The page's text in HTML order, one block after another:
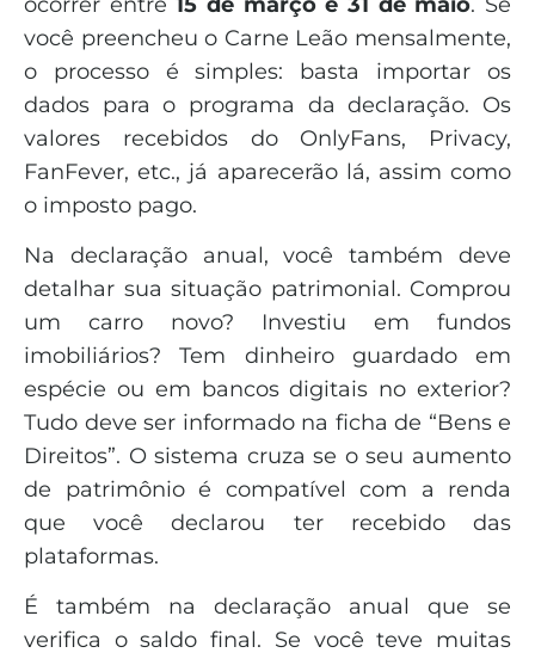
você preencheu o Carne Leão mensalmente,
o processo é simples: basta importar os
dados para o programa da declaração. Os
valores recebidos do OnlyFans, Privacy,
FanFever, etc., já aparecerão lá, assim como
o imposto pago.
Na declaração anual, você também deve
detalhar sua situação patrimonial. Comprou
um carro novo? Investiu em fundos
imobiliários? Tem dinheiro guardado em
espécie ou em bancos digitais no exterior?
Tudo deve ser informado na ficha de “Bens e
Direitos”. O sistema cruza se o seu aumento
de patrimônio é compatível com a renda
que você declarou ter recebido das
plataformas.
É também na declaração anual que se
verifica o saldo final. Se você teve muitas